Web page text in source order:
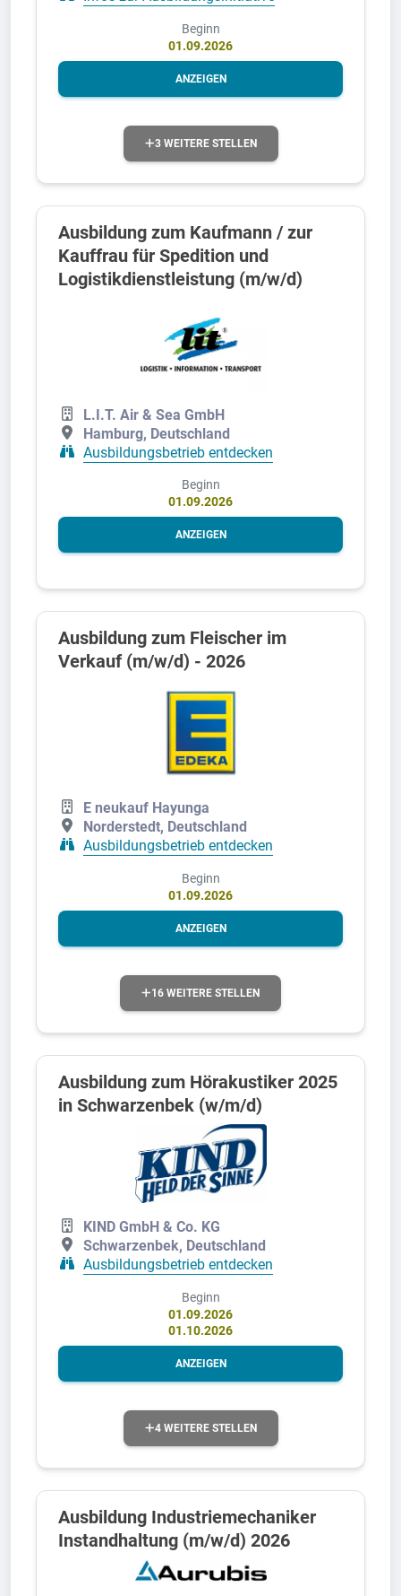
Beginn
01.09.2026
ANZEIGEN
3 WEITERE STELLEN
Ausbildung zum Kaufmann / zur
Kauffrau für Spedition und
Logistikdienstleistung (m/w/d)
L.I.T. Air & Sea GmbH
Hamburg, Deutschland
Ausbildungsbetrieb entdecken
Beginn
01.09.2026
ANZEIGEN
Ausbildung zum Fleischer im
Verkauf (m/w/d) - 2026
E neukauf Hayunga
Norderstedt, Deutschland
Ausbildungsbetrieb entdecken
Beginn
01.09.2026
ANZEIGEN
16 WEITERE STELLEN
Ausbildung zum Hörakustiker 2025
in Schwarzenbek (w/m/d)
KIND GmbH & Co. KG
Schwarzenbek, Deutschland
Ausbildungsbetrieb entdecken
Beginn
01.09.2026
01.10.2026
ANZEIGEN
4 WEITERE STELLEN
Ausbildung Industriemechaniker
Instandhaltung (m/w/d) 2026